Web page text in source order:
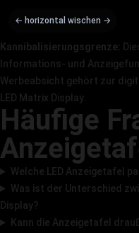
Kannibalisierungsgrenze:
Informations- und
Werbeabsicht gehört zur
LED Matrix Display.
Häufige
Welche LED Anzeigetafel
Was ist der Unterschied
Display?
Kann die Anzeigetafel